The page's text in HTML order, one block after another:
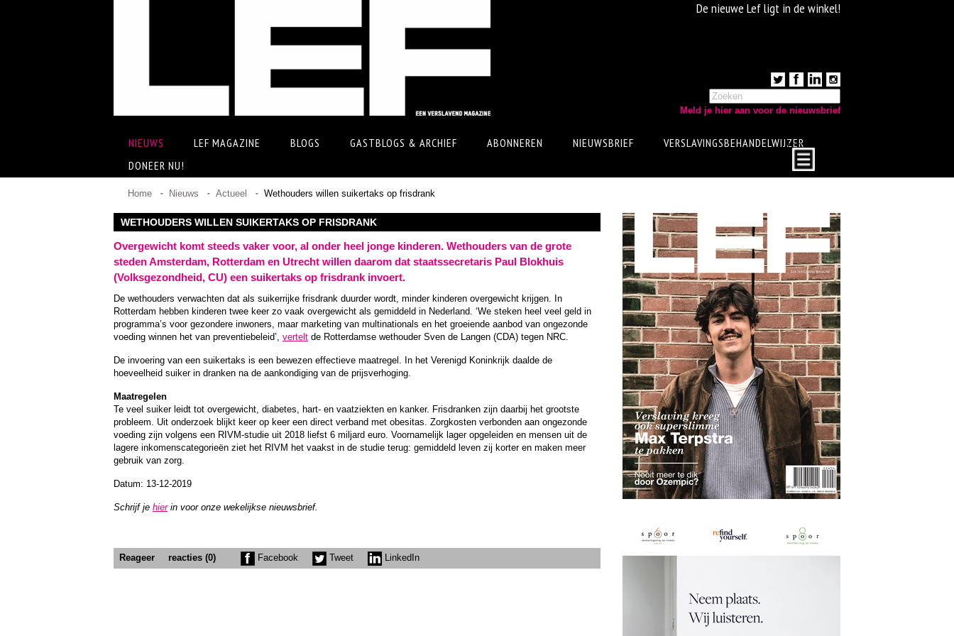
De nieuwe Lef ligt in de winkel!
Meld je hier aan voor de nieuwsbrief
NIEUWS LEF MAGAZINE BLOGS GASTBLOGS & ARCHIEF ABONNEREN NIEUWSBRIEF
VERSLAVINGSBEHANDELWIJZER
DONEER NU!
Home Nieuws Actueel Wethouders willen suikertaks op frisdrank
WETHOUDERS WILLEN SUIKERTAKS OP FRISDRANK
Overgewicht komt steeds vaker voor, al onder heel jonge kinderen. Wethouders van de grote
steden Amsterdam, Rotterdam en Utrecht willen daarom dat staatssecretaris Paul Blokhuis
(Volksgezondheid, CU) een suikertaks op frisdrank invoert.
De wethouders verwachten dat als suikerrijke frisdrank duurder wordt, minder kinderen overgewicht krijgen. In
Rotterdam hebben kinderen twee keer zo vaak overgewicht als gemiddeld in Nederland. ‘We steken heel veel geld in
programma’s voor gezondere inwoners, maar marketing van multinationals en het groeiende aanbod van ongezonde
voeding winnen het van preventiebeleid’, vertelt de Rotterdamse wethouder Sven de Langen (CDA) tegen NRC.
De invoering van een suikertaks is een bewezen effectieve maatregel. In het Verenigd Koninkrijk daalde de
hoeveelheid suiker in dranken na de aankondiging van de prijsverhoging.
Maatregelen
Te veel suiker leidt tot overgewicht, diabetes, hart- en vaatziekten en kanker. Frisdranken zijn daarbij het grootste
probleem. Uit onderzoek blijkt keer op keer een direct verband met obesitas. Zorgkosten verbonden aan ongezonde
voeding zijn volgens een RIVM-studie uit 2018 liefst 6 miljard euro. Voornamelijk lager opgeleiden en mensen uit de
lagere inkomenscategorieën ziet het RIVM het vaakst in de studie terug: gemiddeld leven zij korter en maken meer
gebruik van zorg.
Datum: 13-12-2019
Schrijf je hierin voor onze wekelijkse nieuwsbrief.
Reageer reacties (0) Facebook Tweet LinkedIn